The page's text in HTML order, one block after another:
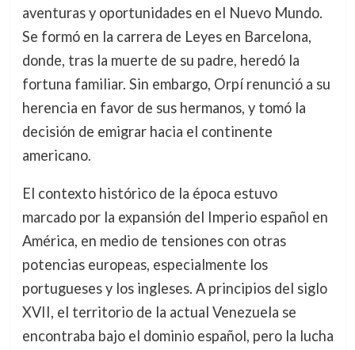
aventuras y oportunidades en el Nuevo Mundo.
Se formó en la carrera de Leyes en Barcelona,
donde, tras la muerte de su padre, heredó la
fortuna familiar. Sin embargo, Orpí renunció a su
herencia en favor de sus hermanos, y tomó la
decisión de emigrar hacia el continente
americano.
El contexto histórico de la época estuvo
marcado por la expansión del Imperio español en
América, en medio de tensiones con otras
potencias europeas, especialmente los
portugueses y los ingleses. A principios del siglo
XVII, el territorio de la actual Venezuela se
encontraba bajo el dominio español, pero la lucha